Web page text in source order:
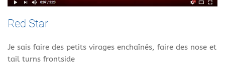
Red Star
Je sais faire des petits virages enchaînés, faire des nose et
tail turns frontside